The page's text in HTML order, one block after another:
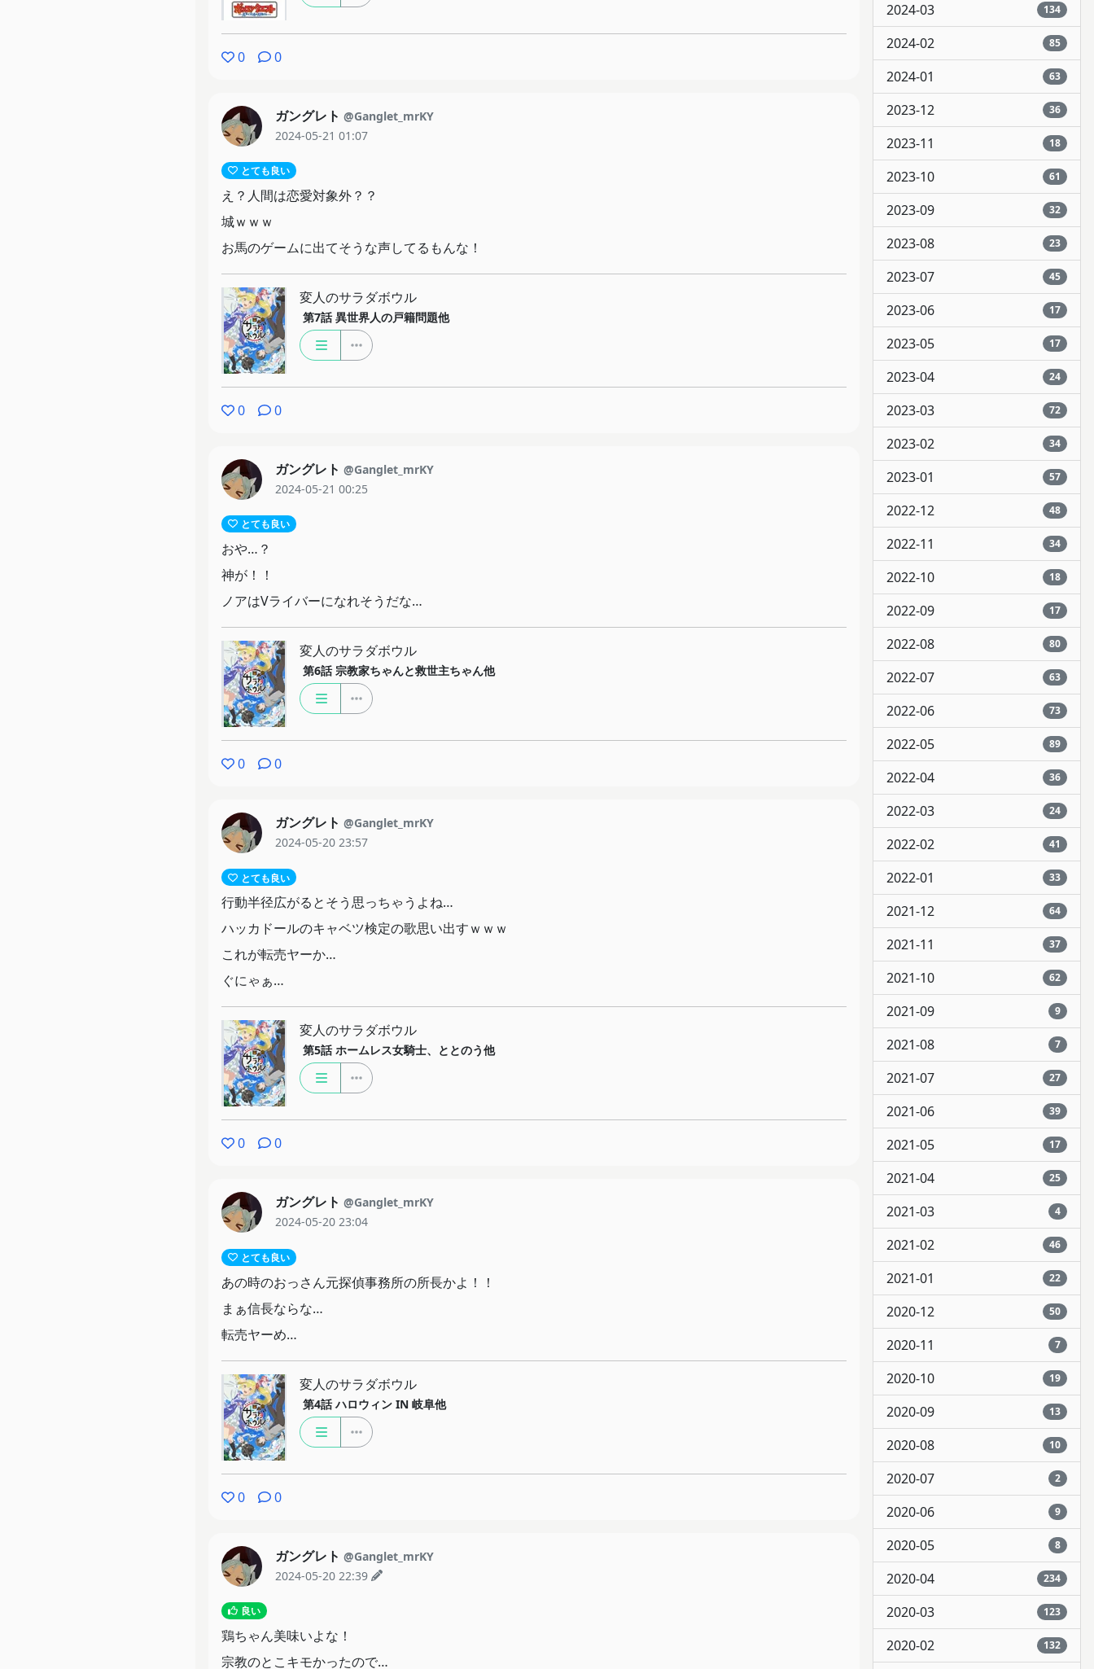
0 0
ガングレト @Ganglet_mrKY
2024-05-21 01:07
とても良い
え？人間は恋愛対象外？？
城ｗｗｗ
お馬のゲームに出てそうな声してるもんな！
変人のサラダボウル
第7話 異世界人の戸籍問題他
0 0
ガングレト @Ganglet_mrKY
2024-05-21 00:25
とても良い
おや…？
神が！！
ノアはVライバーになれそうだな…
変人のサラダボウル
第6話 宗教家ちゃんと救世主ちゃん他
0 0
ガングレト @Ganglet_mrKY
2024-05-20 23:57
とても良い
行動半径広がるとそう思っちゃうよね…
ハッカドールのキャベツ検定の歌思い出すｗｗｗ
これが転売ヤーか…
ぐにゃぁ…
変人のサラダボウル
第5話 ホームレス女騎士、ととのう他
0 0
ガングレト @Ganglet_mrKY
2024-05-20 23:04
とても良い
あの時のおっさん元探偵事務所の所長かよ！！
まぁ信長ならな…
転売ヤーめ…
変人のサラダボウル
第4話 ハロウィン IN 岐阜他
0 0
ガングレト @Ganglet_mrKY
2024-05-20 22:39
良い
鶏ちゃん美味いよな！
宗教のとこキモかったので…
2024-03 134
2024-02 85
2024-01 63
2023-12 36
2023-11 18
2023-10 61
2023-09 32
2023-08 23
2023-07 45
2023-06 17
2023-05 17
2023-04 24
2023-03 72
2023-02 34
2023-01 57
2022-12 48
2022-11 34
2022-10 18
2022-09 17
2022-08 80
2022-07 63
2022-06 73
2022-05 89
2022-04 36
2022-03 24
2022-02 41
2022-01 33
2021-12 64
2021-11 37
2021-10 62
2021-09 9
2021-08 7
2021-07 27
2021-06 39
2021-05 17
2021-04 25
2021-03 4
2021-02 46
2021-01 22
2020-12 50
2020-11 7
2020-10 19
2020-09 13
2020-08 10
2020-07 2
2020-06 9
2020-05 8
2020-04 234
2020-03 123
2020-02 132